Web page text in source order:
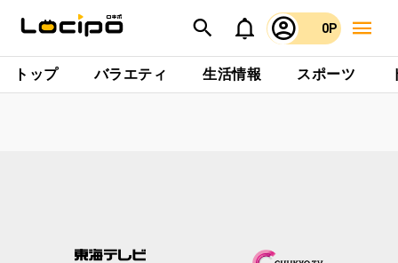
0P
トップ バラエティ 生活情報 スポーツ